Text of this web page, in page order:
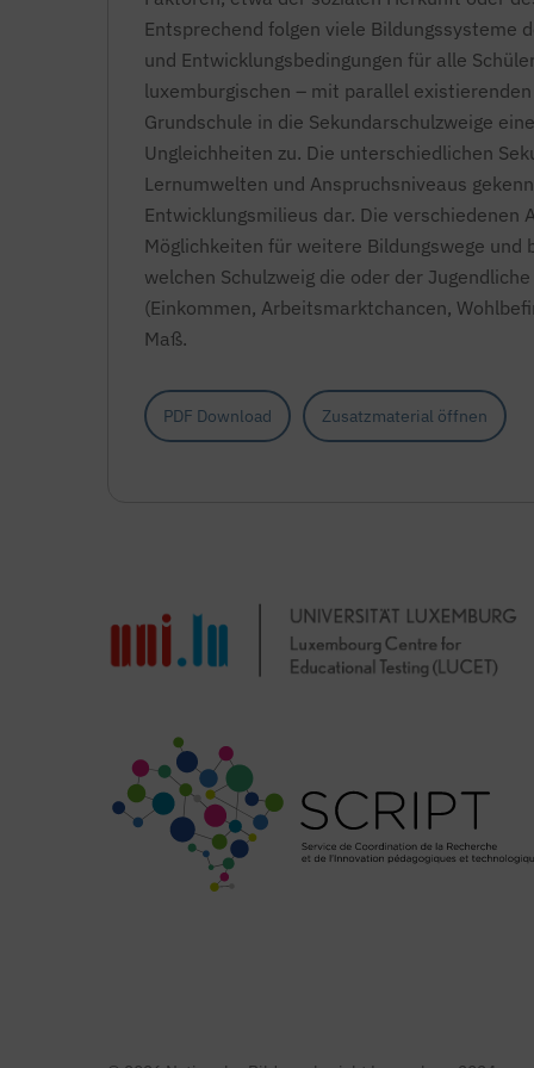
Entsprechend folgen viele Bildungssysteme
und Entwicklungsbedingungen für alle
luxemburgischen – mit parallel
Grundschule in die Sekundarschulzweige
Ungleichheiten zu. Die unterschiedlichen
Lernumwelten und Anspruchsniveaus
Entwicklungsmilieus dar. Die
Möglichkeiten für weitere Bildungswege
welchen Schulzweig die oder der
(Einkommen, Arbeitsmarktchancen,
Maß.
PDF Download Zusatzmaterial öffnen